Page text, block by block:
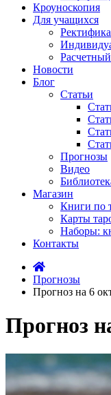
Кроуноскопия
Для учащихся
Новости
Блог
Статьи
Прогнозы
Видео
Магазин
Книги по
Карты
Наборы:
Контакты
Прогнозы
Прогноз на 6
Прогноз